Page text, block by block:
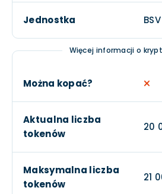
Jednostka BSV
Więcej informacji o
Można kopać?
Aktualna liczba
tokenów
20
Maksymalna liczba
tokenów
21